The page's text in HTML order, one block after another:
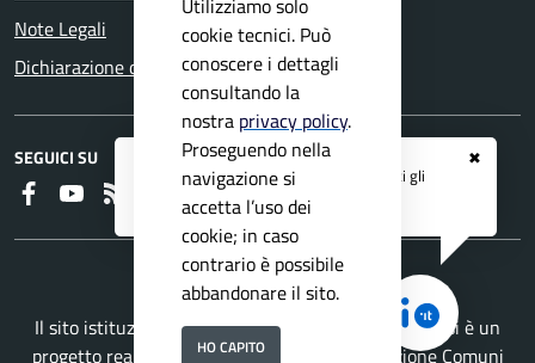
✖
Registrati ai serviziAPP IO
e ricevi tutti gli
aggiornamenti dall'Ente
Note Legali
Dichiarazione di accessibilità
SEGUICI SU
FaceboookYoutube
Il sito istituzionale del Comune di Villanuova sul Clisi è un
progetto realizzato daSecoval srl Soluzione Comuni
Utilizziamo solo
cookie tecnici. Può
conoscere i dettagli
consultando la
nostra privacy policy.
Proseguendo nella
navigazione si
accetta l’uso dei
cookie; in caso
contrario è possibile
abbandonare il sito.
HO CAPITO